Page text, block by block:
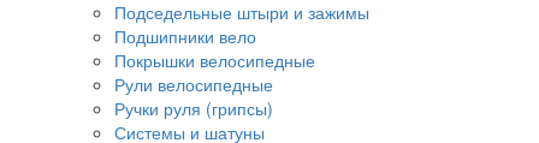
Подседельные штыри и зажимы
Подшипники вело
Покрышки велосипедные
Рули велосипедные
Ручки руля (грипсы)
Системы и шатуны